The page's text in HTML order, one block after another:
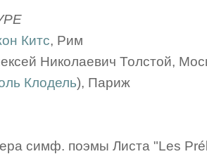
Китс, Рим
Николаевич Толстой,
Клодель), Париж
симф. поэмы Листа "Les